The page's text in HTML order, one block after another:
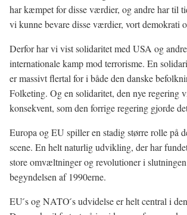
har kæmpet for disse værdier, og andre har til
vi kunne bevare disse værdier, vort demokrati
Derfor har vi vist solidaritet med USA og
internationale kamp mod terrorisme. En
er massivt flertal for i både den danske
Folketing. Og en solidaritet, den nye regering
konsekvent, som den forrige regering gjorde
Europa og EU spiller en stadig større rolle på
scene. En helt naturlig udvikling, der har
store omvæltninger og revolutioner i
begyndelsen af 1990erne.
EU ́s og NATO ́s udvidelse er helt central i